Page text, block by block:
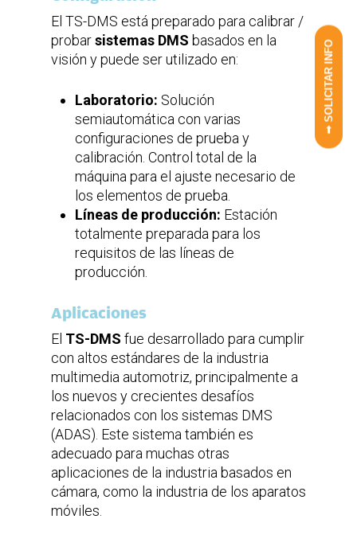
El TS-DMS está preparado para calibrar /
probarsistemas DMS basados en la
visión y puede ser utilizado en:
Laboratorio: Solución
semiautomática con varias
configuraciones de prueba y
calibración. Control total de la
máquina para el ajuste necesario de
los elementos de prueba.
Líneas de producción: Estación
totalmente preparada para los
requisitos de las líneas de
producción.
Aplicaciones
El TS-DMS fue desarrollado para cumplir
con altos estándares de la industria
multimedia automotriz, principalmente a
los nuevos y crecientes desafíos
relacionados con los sistemas DMS
(ADAS). Este sistema también es
adecuado para muchas otras
aplicaciones de la industria basados en
cámara, como la industria de los aparatos
móviles.
➟ SOLICITAR INFO